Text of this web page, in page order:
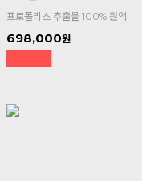
프로폴리스 추출물 100% 원액
698,000